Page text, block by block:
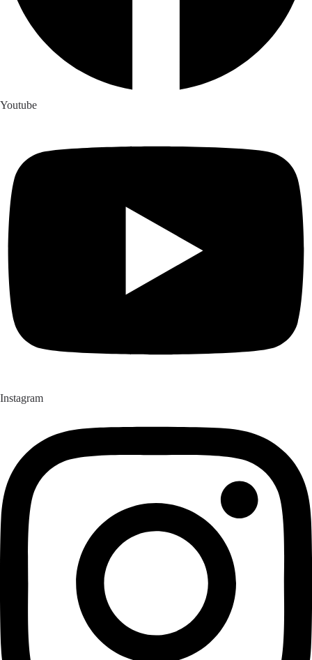
Youtube
Instagram